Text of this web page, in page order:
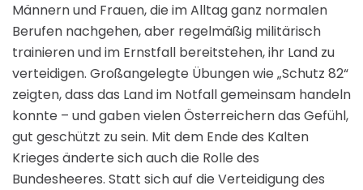
Männern und Frauen, die im Alltag ganz normalen
Berufen nachgehen, aber regelmäßig militärisch
trainieren und im Ernstfall bereitstehen, ihr Land zu
verteidigen. Großangelegte Übungen wie „Schutz 82“
zeigten, dass das Land im Notfall gemeinsam handeln
konnte – und gaben vielen Österreichern das Gefühl,
gut geschützt zu sein. Mit dem Ende des Kalten
Krieges änderte sich auch die Rolle des
Bundesheeres. Statt sich auf die Verteidigung des